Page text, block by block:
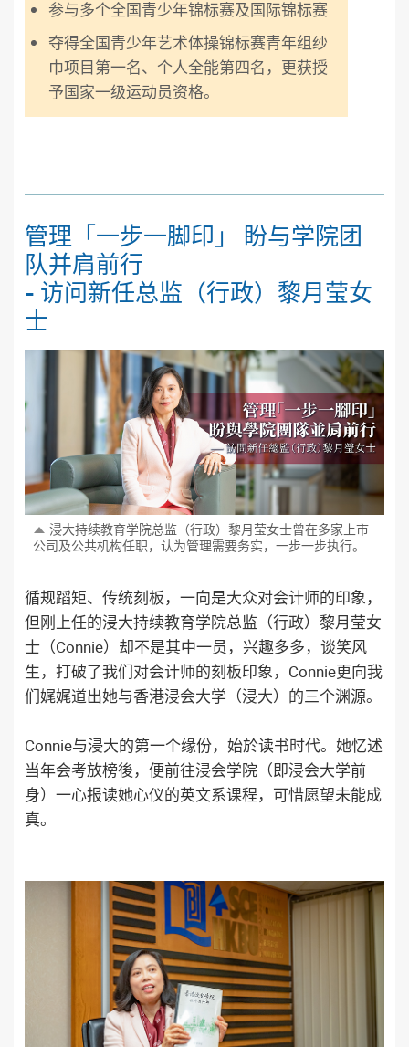
参与多个全国青少年锦标赛及国际锦标赛
夺得全国青少年艺术体操锦标赛青年组纱
巾项目第一名、个人全能第四名，更获授
予国家一级运动员资格。
管理「一步一脚印」 盼与学院团
队并肩前行
- 访问新任总监（行政）黎月莹女
士
浸大持续教育学院总监（行政）黎月莹女士曾在多家上市
公司及公共机构任职，认为管理需要务实，一步一步执行。
循规蹈矩、传统刻板，一向是大众对会计师的印象，
但刚上任的浸大持续教育学院总监（行政）黎月莹女
士（Connie）却不是其中一员，兴趣多多，谈笑风
生，打破了我们对会计师的刻板印象，Connie更向我
们娓娓道出她与香港浸会大学（浸大）的三个渊源。
Connie与浸大的第一个缘份，始於读书时代。她忆述
当年会考放榜後，便前往浸会学院（即浸会大学前
身）一心报读她心仪的英文系课程，可惜愿望未能成
真。